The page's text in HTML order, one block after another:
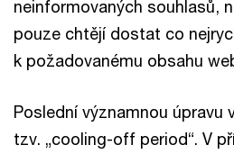
neinformovaných souhlasů,
pouze chtějí dostat co
k požadovanému obsahu
Poslední významnou úpravu
tzv. „cooling-off period“. V